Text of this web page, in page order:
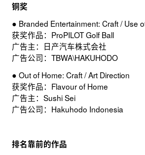
铜奖
● Branded Entertainment: Craft / Use
获奖作品：ProPILOT Golf Ball
广告主：日产汽车株式会社
广告公司：TBWA\HAKUHODO
● Out of Home: Craft / Art Direction
获奖作品：Flavour of Home
广告主：Sushi Sei
广告公司：Hakuhodo Indonesia
排名靠前的作品